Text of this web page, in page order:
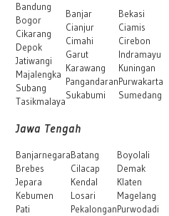
Bandung
Bogor
Cikarang
Depok
Jatiwangi
Majalengka
Subang
Tasikmalaya
Banjar
Cianjur
Cimahi
Garut
Karawang
Pangandaran
Sukabumi
Bekasi
Ciamis
Cirebon
Indramayu
Kuningan
Purwakarta
Sumedang
Jawa Tengah
Banjarnegara
Brebes
Jepara
Kebumen
Pati
Batang
Cilacap
Kendal
Losari
Pekalongan
Boyolali
Demak
Klaten
Magelang
Purwodadi